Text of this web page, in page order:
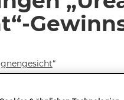
“
“ wird im
GmbH, Jonahnnstraße 1,